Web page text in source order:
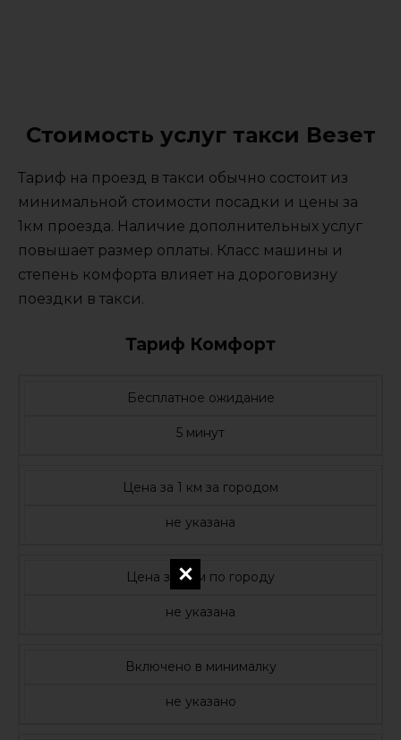
Стоимость услуг такси Везет
Тариф на проезд в такси обычно состоит из
минимальной стоимости посадки и цены за
1км проезда. Наличие дополнительных услуг
повышает размер оплаты. Класс машины и
степень комфорта влияет на дороговизну
поездки в такси.
Тариф Комфорт
Бесплатное ожидание
5 минут
Цена за 1 км за городом
не указана
Цена за 1 км по городу
не указана
Включено в минималку
не указано